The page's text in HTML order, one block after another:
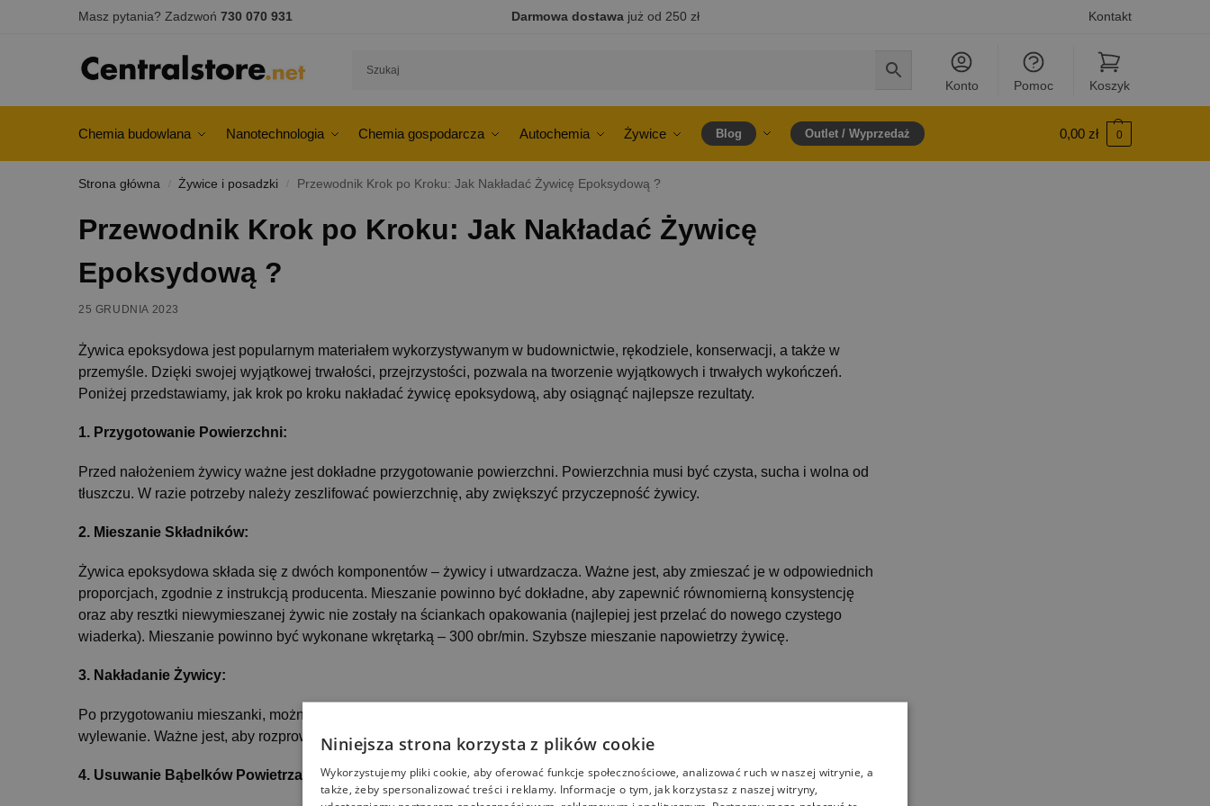
Masz pytania? Zadzwoń 730 070 931 Darmowa dostawajuż od 250 zł Kontakt
Konto Pomoc Koszyk
Chemia budowlana Nanotechnologia Chemia gospodarcza Autochemia Żywice Blog Outlet / Wyprzedaż 0,00 zł 0
Strona główna / Żywice i posadzki / Przewodnik Krok po Kroku: Jak Nakładać Żywicę Epoksydową ?
Przewodnik Krok po Kroku: Jak Nakładać Żywicę
Epoksydową ?
25 GRUDNIA 2023
Żywica epoksydowa jest popularnym materiałem wykorzystywanym w budownictwie, rękodziele, konserwacji, a także w
przemyśle. Dzięki swojej wyjątkowej trwałości, przejrzystości, pozwala na tworzenie wyjątkowych i trwałych wykończeń.
Poniżej przedstawiamy, jak krok po kroku nakładać żywicę epoksydową, aby osiągnąć najlepsze rezultaty.
1. Przygotowanie Powierzchni:
Przed nałożeniem żywicy ważne jest dokładne przygotowanie powierzchni. Powierzchnia musi być czysta, sucha i wolna od
tłuszczu. W razie potrzeby należy zeszlifować powierzchnię, aby zwiększyć przyczepność żywicy.
2. Mieszanie Składników:
Żywica epoksydowa składa się z dwóch komponentów – żywicy i utwardzacza. Ważne jest, aby zmieszać je w odpowiednich
proporcjach, zgodnie z instrukcją producenta. Mieszanie powinno być dokładne, aby zapewnić równomierną konsystencję
oraz aby resztki niewymieszanej żywic nie zostały na ściankach opakowania (najlepiej jest przelać do nowego czystego
wiaderka). Mieszanie powinno być wykonane wkrętarką – 300 obr/min. Szybsze mieszanie napowietrzy żywicę.
3. Nakładanie Żywicy:
Po przygotowaniu mieszanki, można przystąpić do nakładania żywicy. Można to robić za pomocą pędzla, wałka lub poprzez
wylewanie. Ważne jest, aby rozprowadzić żywicę równomiernie, unikając tworzenia bąbelków powietrza.
4. Usuwanie Bąbelków Powietrza:
Niniejsza strona korzysta z plików cookie
Wykorzystujemy pliki cookie, aby oferować funkcje społecznościowe, analizować ruch w naszej witrynie, a
także, żeby spersonalizować treści i reklamy. Informacje o tym, jak korzystasz z naszej witryny,